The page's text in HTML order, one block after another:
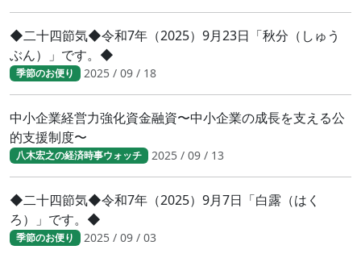
◆二十四節気◆令和7年（2025）9月23日「秋分（しゅう
ぶん）」です。◆
季節のお便り 2025 / 09 / 18
中小企業経営力強化資金融資〜中小企業の成長を支える公
的支援制度〜
八木宏之の経済時事ウォッチ 2025 / 09 / 13
◆二十四節気◆令和7年（2025）9月7日「白露（はく
ろ）」です。◆
季節のお便り 2025 / 09 / 03